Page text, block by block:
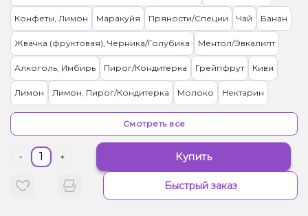
Конфеты, Лимон Маракуйя Пряности/Специи Чай Банан
Жвачка (фруктовая), Черника/Голубика Ментол/Эвкалипт
Алкоголь, Имбирь Пирог/Кондитерка Грейпфрут Киви
Лимон Лимон, Пирог/Кондитерка Молоко Нектарин
Земляника Банан, Лёд/Холодок
Лёд/Холодок, Мандарин
Лёд/Холодок, Черника/Голубика Грейпфрут, Лёд/Холодок
Смотреть все
- + Купить
Быстрый заказ